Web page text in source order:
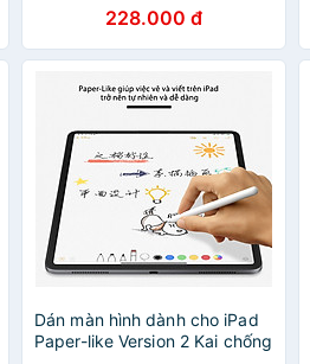
2018 hiệu Nillkin Amazing H+
Pro (mỏng 0.2 mm, vát cạnh
2.5D, chống trầy, chống va
đập) - Hàng chính hãng
228.000 đ
Dán màn hình dành cho iPad
Paper-like Version 2 Kai chống